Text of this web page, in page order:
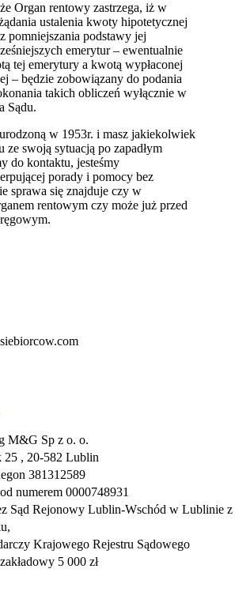
Organ rentowy zastrzega, iż w
ustalenia kwoty hipotetycznej
pomniejszania podstawy jej
emerytur – ewentualnie
tej emerytury a kwotą wypłaconej
– będzie zobowiązany do podania
takich obliczeń wyłącznie w
Sądu.
w 1953r. i masz jakiekolwiek
swoją sytuacją po zapadłym
do kontaktu, jesteśmy
porady i pomocy bez
sprawa się znajduje czy w
rentowym czy może już przed
M&G Sp z o. o.
25 , 20-582 Lublin
381312589
numerem 0000748931
Sąd Rejonowy Lublin-Wschód w Lublinie z
Krajowego Rejestru Sądowego
5 000 zł